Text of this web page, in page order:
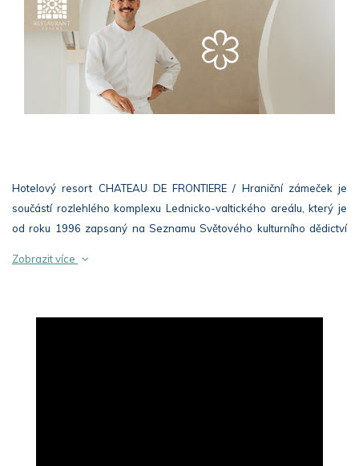
Hotelový resort CHATEAU DE FRONTIERE / Hraniční zámeček je
součástí rozlehlého komplexu Lednicko-valtického areálu, který je
od roku 1996 zapsaný na Seznamu Světového kulturního dědictví
Rakouskem je pokládán za nejrozsáhlejší komponovanou krajinu v
Zobrazit více